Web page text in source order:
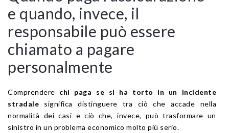
e quando, invece, il
responsabile può essere
chiamato a pagare
personalmente
Comprendere chi paga se si ha torto in un incidente
stradale significa distinguere tra ciò che accade nella
normalità dei casi e ciò che, invece, può trasformare un
sinistro in un problema economico molto più serio.